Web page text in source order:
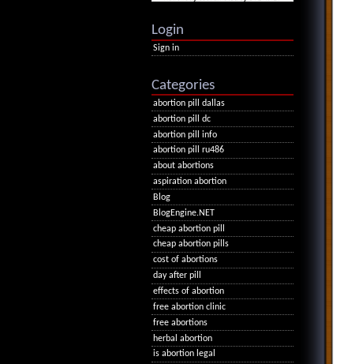
Login
Sign in
Categories
abortion pill dallas
abortion pill dc
abortion pill info
abortion pill ru486
about abortions
aspiration abortion
Blog
BlogEngine.NET
cheap abortion pill
cheap abortion pills
cost of abortions
day after pill
effects of abortion
free abortion clinic
free abortions
herbal abortion
is abortion legal